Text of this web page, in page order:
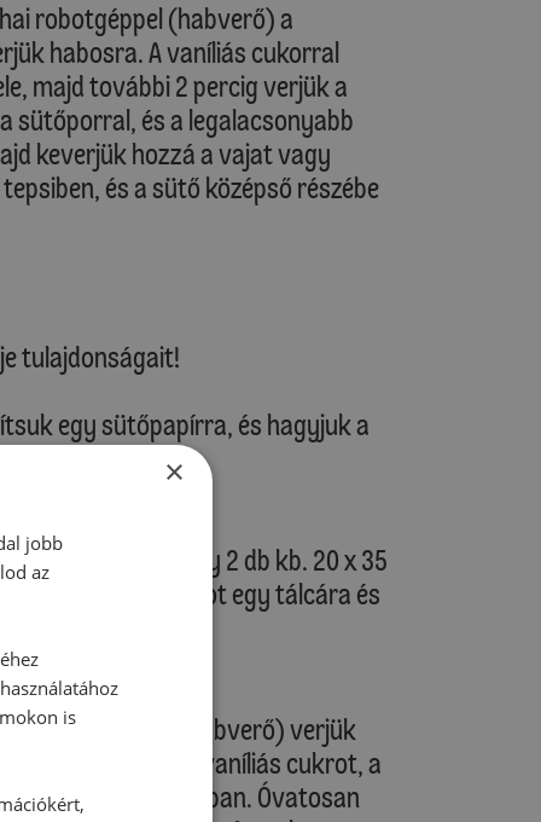
robotgéppel (habverő) a
habosra. A vaníliás cukorral
majd további 2 percig verjük a
sütőporral, és a legalacsonyabb
keverjük hozzá a vajat vagy
és a sütő középső részébe
tulajdonságait!
egy sütőpapírra, és hagyjuk a
piskótát úgy, hogy 2 db kb. 20 x 35
az egyik tésztalapot egy tálcára és
robotgéppel(habverő) verjük
a cukrot, a vaníliás cukrot, a
egy keverőtálban. Óvatosan
×
jobb
az
is